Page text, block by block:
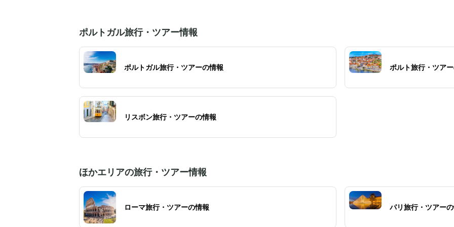
ポルトガル旅行・ツアー情報
ポルトガル旅行・ツアーの情報 ポルト旅行・ツア
リスボン旅行・ツアーの情報
ほかエリアの旅行・ツアー情報
ローマ旅行・ツアーの情報 パリ旅行・ツアー